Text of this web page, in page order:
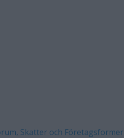
Skatter och Företagsformer